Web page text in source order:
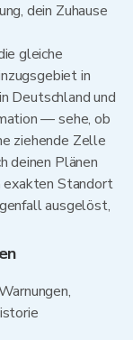
dein Zuhause
gleiche
in
Deutschland und
— sehe, ob
ziehende Zelle
deinen Plänen
exakten Standort
ausgelöst,